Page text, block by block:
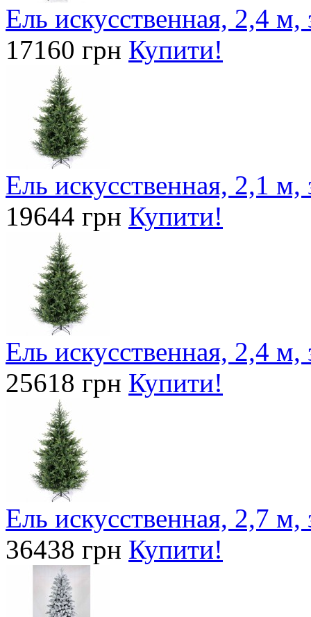
Ель искусственная, 2,4 м,
17160 грн Купити!
Ель искусственная, 2,1 м,
19644 грн Купити!
Ель искусственная, 2,4 м,
25618 грн Купити!
Ель искусственная, 2,7 м,
36438 грн Купити!